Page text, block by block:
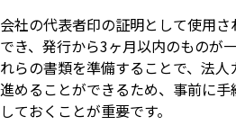
会社の代表者印の証明として使用
でき、発行から3ヶ月以内のものが
れらの書類を準備することで、法
進めることができるため、事前に
しておくことが重要です。